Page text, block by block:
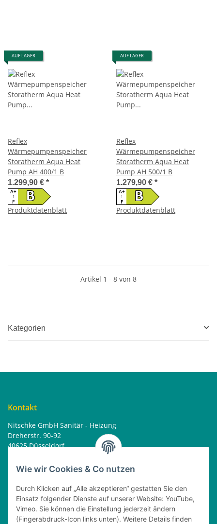
Wie wir Cookies & Co nutzen
Durch Klicken auf „Alle akzeptieren“ gestatten Sie den
Einsatz folgender Dienste auf unserer Website: YouTube,
Vimeo. Sie können die Einstellung jederzeit ändern
(Fingerabdruck-Icon links unten). Weitere Details finden
AUF LAGER
Reflex
Wärmepumpenspeicher
Storatherm Aqua Heat
Pump AH 400/1 B
1.299,90 € *
B
A+
↑
F
Produktdatenblatt
AUF LAGER
Reflex
Wärmepumpenspeicher
Storatherm Aqua Heat
Pump AH 500/1 B
1.279,90 € *
B
A+
↑
F
Produktdatenblatt
Artikel 1 - 8 von 8
Kategorien
Kontakt
Nitschke GmbH Sanitär - Heizung
Dreherstr. 90-92
40625 Düsseldorf
home@nitschkegmbh.de
Rechtliches